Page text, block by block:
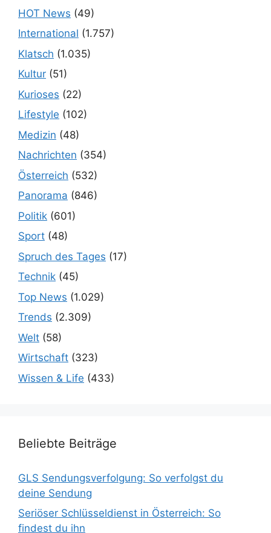
HOT News (49)
International (1.757)
Klatsch (1.035)
Kultur (51)
Kurioses (22)
Lifestyle (102)
Medizin (48)
Nachrichten (354)
Österreich (532)
Panorama (846)
Politik (601)
Sport (48)
Spruch des Tages (17)
Technik (45)
Top News (1.029)
Trends (2.309)
Welt (58)
Wirtschaft (323)
Wissen & Life (433)
Beliebte Beiträge
GLS Sendungsverfolgung: So verfolgst du
deine Sendung
Seriöser Schlüsseldienst in Österreich: So
findest du ihn